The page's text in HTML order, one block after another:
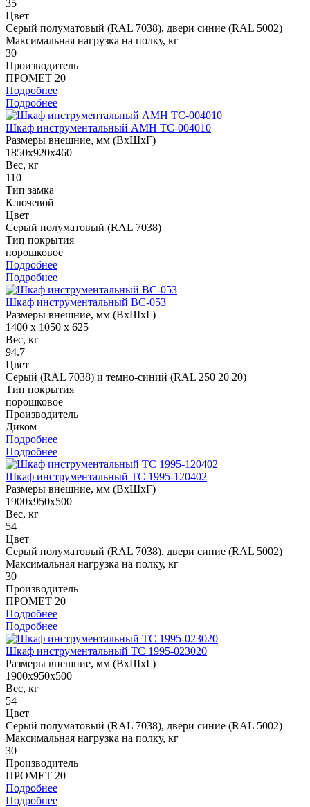
35
Цвет
Cерый полуматовый (RAL 7038), двери синие (RAL 5002)
Максимальная нагрузка на полку, кг
30
Производитель
ПРОМЕТ 20
Подробнее
Подробнее
Шкаф инструментальный AMH TC-004010
Размеры внешние, мм (ВхШхГ)
1850x920x460
Вес, кг
110
Тип замка
Ключевой
Цвет
Серый полуматовый (RAL 7038)
Тип покрытия
порошковое
Подробнее
Подробнее
Шкаф инструментальный ВС-053
Размеры внешние, мм (ВхШхГ)
1400 x 1050 x 625
Вес, кг
94.7
Цвет
Серый (RAL 7038) и темно-синий (RAL 250 20 20)
Тип покрытия
порошковое
Производитель
Диком
Подробнее
Подробнее
Шкаф инструментальный ТС 1995-120402
Размеры внешние, мм (ВхШхГ)
1900x950x500
Вес, кг
54
Цвет
Cерый полуматовый (RAL 7038), двери синие (RAL 5002)
Максимальная нагрузка на полку, кг
30
Производитель
ПРОМЕТ 20
Подробнее
Подробнее
Шкаф инструментальный ТС 1995-023020
Размеры внешние, мм (ВхШхГ)
1900x950x500
Вес, кг
54
Цвет
Cерый полуматовый (RAL 7038), двери синие (RAL 5002)
Максимальная нагрузка на полку, кг
30
Производитель
ПРОМЕТ 20
Подробнее
Подробнее